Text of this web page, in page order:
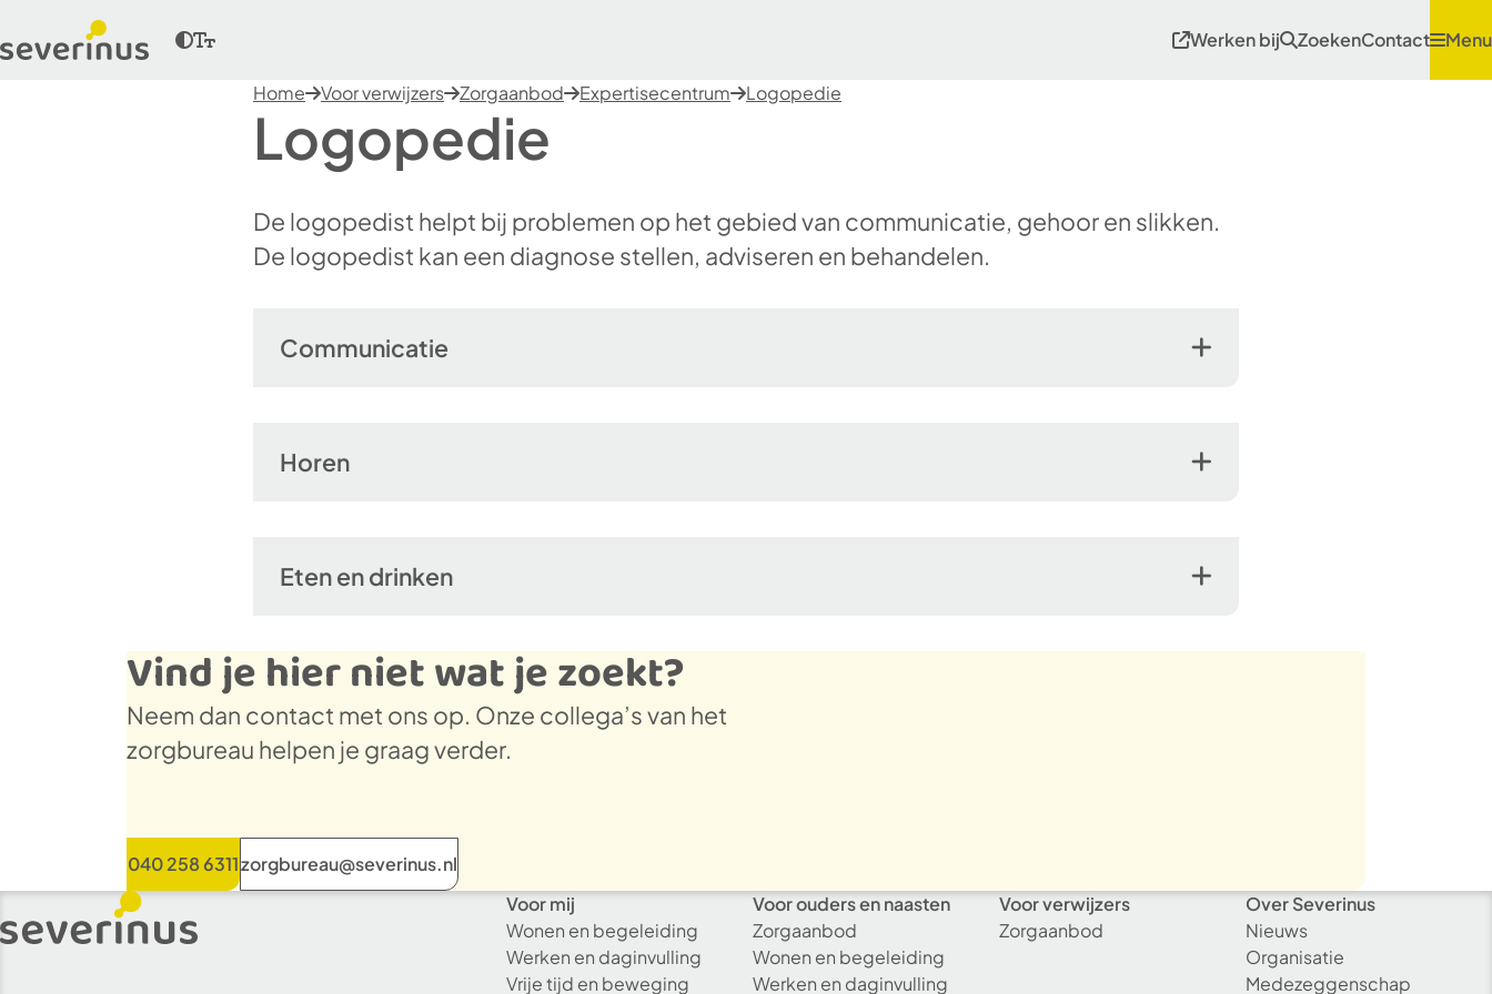
Werken bij ZoekenContact Menu
Home Voor verwijzers Zorgaanbod Expertisecentrum Logopedie
Logopedie
De logopedist helpt bij problemen op het gebied van communicatie, gehoor en slikken.
De logopedist kan een diagnose stellen, adviseren en behandelen.
Communicatie
Horen
Eten en drinken
Vind je hier niet wat je zoekt?
Neem dan contact met ons op. Onze collega’s van het
zorgbureau helpen je graag verder.
040 258 6311zorgbureau@severinus.nl
Voor mij
Wonen en begeleiding
Werken en daginvulling
Vrije tijd en beweging
Voor ouders en naasten
Zorgaanbod
Wonen en begeleiding
Werken en daginvulling
Voor verwijzers
Zorgaanbod
Over Severinus
Nieuws
Organisatie
Medezeggenschap